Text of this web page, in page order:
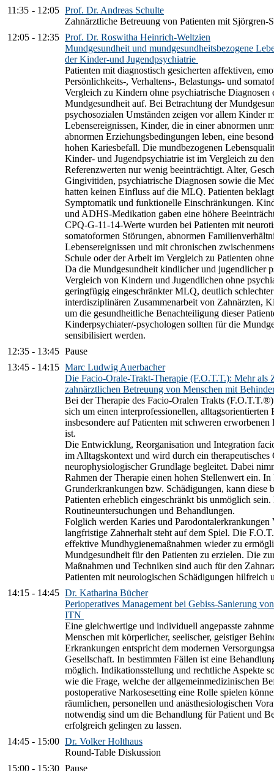
11:35 - 12:05 Prof. Dr. Andreas Schulte
Zahnärztliche Betreuung von Patienten mit Sjörgren-
12:05 - 12:35 Prof. Dr. Roswitha Heinrich-Weltzien
Mundgesundheit und mundgesundheitsbezogene
der Kinder-und Jugendpsychiatrie
Patienten mit diagnostisch gesicherten affektiven,
Persönlichkeits-, Verhaltens-, Belastungs- und
Vergleich zu Kindern ohne psychiatrische Diagnosen
Mundgesundheit auf. Bei Betrachtung der
psychosozialen Umständen zeigen vor allem Kinder
Lebensereignissen, Kinder, die in einer abnormen
abnormen Erziehungsbedingungen leben, eine
hohen Kariesbefall. Die mundbezogenen
Kinder- und Jugendpsychiatrie ist im Vergleich zu
Referenzwerten nur wenig beeinträchtigt. Alter,
Gingivitiden, psychiatrische Diagnosen sowie die
hatten keinen Einfluss auf die MLQ. Patienten
Symptomatik und funktionelle Einschränkungen.
und ADHS-Medikation gaben eine höhere
CPQ-G-11-14-Werte wurden bei Patienten mit
somatoformen Störungen, abnormen
Lebensereignissen und mit chronischen
Schule oder der Arbeit im Vergleich zu Patienten
Da die Mundgesundheit kindlicher und jugendlicher
Vergleich von Kindern und Jugendlichen ohne
geringfügig eingeschränkter MLQ, deutlich
interdisziplinären Zusammenarbeit von Zahnärzten,
um die gesundheitliche Benachteiligung dieser
Kinderpsychiater/-psychologen sollten für die
sensibilisiert werden.
12:35 - 13:45 Pause
13:45 - 14:15 Marc Ludwig Auerbacher
Die Facio-Orale-Trakt-Therapie (F.O.T.T.): Mehr als
zahnärztlichen Betreuung von Menschen mit
Bei der Therapie des Facio-Oralen Trakts
sich um einen interprofessionellen, alltagsorientierten
insbesondere auf Patienten mit schweren
ist.
Die Entwicklung, Reorganisation und Integration
im Alltagskontext und wird durch ein therapeutisches
neurophysiologischer Grundlage begleitet. Dabei
Rahmen der Therapie einen hohen Stellenwert ein.
Grunderkrankungen bzw. Schädigungen, kann diese
Patienten erheblich eingeschränkt bis unmöglich
Routineuntersuchungen und Behandlungen.
Folglich werden Karies und Parodontalerkrankungen
langfristige Zahnerhalt steht auf dem Spiel. Die
effektive Mundhygienemaßnahmen wieder zu
Mundgesundheit für den Patienten zu erzielen. Die
Maßnahmen und Techniken sind auch für den
Patienten mit neurologischen Schädigungen hilfreich
14:15 - 14:45 Dr. Katharina Bücher
Perioperatives Management bei Gebiss-Sanierung
ITN
Eine gleichwertige und individuell angepasste
Menschen mit körperlicher, seelischer, geistiger
Erkrankungen entspricht dem modernen
Gesellschaft. In bestimmten Fällen ist eine
möglich. Indikationsstellung und rechtliche Aspekte
wie die Frage, welche der allgemeinmedizinischen
postoperative Narkosesetting eine Rolle spielen
räumlichen, personellen und anästhesiologischen
notwendig sind um die Behandlung für Patient und
erfolgreich gelingen zu lassen.
14:45 - 15:00 Dr. Volker Holthaus
Round-Table Diskussion
15:00 - 15:30 Pause